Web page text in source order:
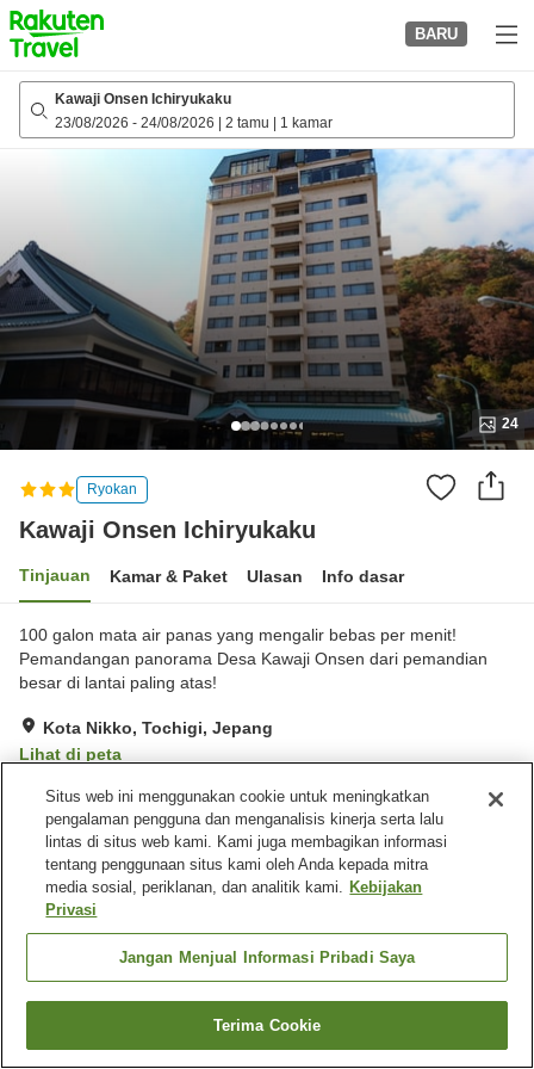
to
top
page
BARU
Kawaji Onsen Ichiryukaku
23/08/2026 - 24/08/2026 2 tamu 1 kamar
24
Ryokan
Kawaji Onsen Ichiryukaku
Tinjauan Kamar & Paket Ulasan Info dasar
100 galon mata air panas yang mengalir bebas per menit!
Pemandangan panorama Desa Kawaji Onsen dari pemandian
besar di lantai paling atas!
Kota Nikko, Tochigi, Jepang
Lihat di peta
Baik Ulasan:727
Fasilitas properti
Tempat parkir
Spa / Salon kecantikan
Mesin penjual otomatis
Beranda Jepang Tochigi
Kota Nikko
Kawaji Onsen Ichiryukaku
Cari kamar
Situs web ini menggunakan cookie untuk meningkatkan
pengalaman pengguna dan menganalisis kinerja serta lalu
lintas di situs web kami. Kami juga membagikan informasi
tentang penggunaan situs kami oleh Anda kepada mitra
media sosial, periklanan, dan analitik kami. Kebijakan
Privasi
Jangan Menjual Informasi Pribadi Saya
Terima Cookie